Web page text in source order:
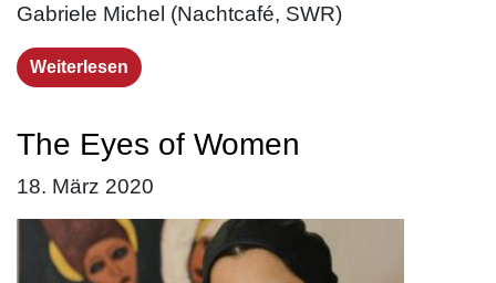
Gabriele Michel (Nachtcafé, SWR)
Weiterlesen
The Eyes of Women
18. März 2020